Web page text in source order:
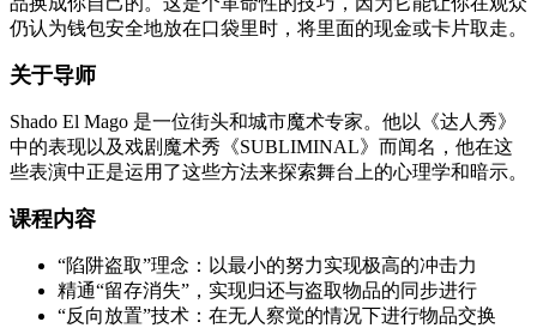
仍认为钱包安全地放在口袋里时，将里面的现金或卡片取走。
关于导师
Shado El Mago 是一位街头和城市魔术专家。他以《达人秀》
中的表现以及戏剧魔术秀《SUBLIMINAL》而闻名，他在这
些表演中正是运用了这些方法来探索舞台上的心理学和暗示。
课程内容
“陷阱盗取”理念：以最小的努力实现极高的冲击力
精通“留存消失”，实现归还与盗取物品的同步进行
“反向放置”技术：在无人察觉的情况下进行物品交换